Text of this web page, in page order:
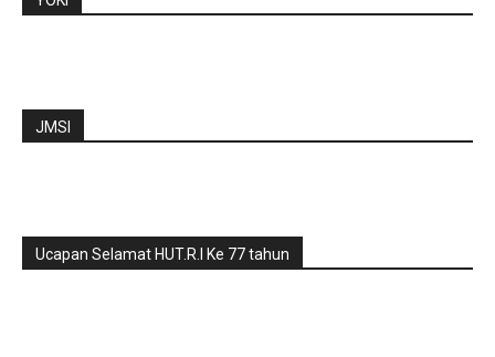
JMSI
Ucapan Selamat HUT.R.I Ke 77 tahun